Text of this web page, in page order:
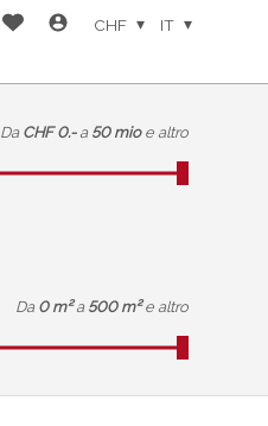
CHF IT
Da CHF 0.- a 50 mio e altro
Da 0 m² a 500 m² e altro